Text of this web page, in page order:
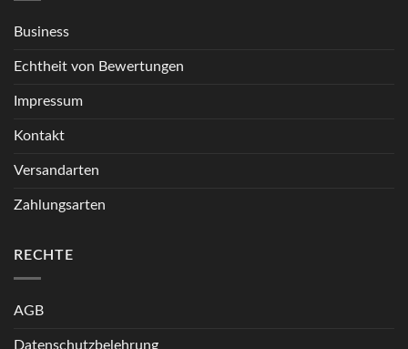
Business
Echtheit von Bewertungen
Impressum
Kontakt
Versandarten
Zahlungsarten
RECHTE
AGB
Datenschutzbelehrung